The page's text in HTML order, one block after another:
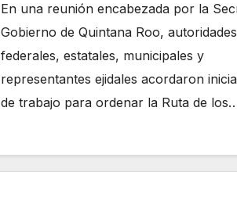
En una reunión encabezada por la
Gobierno de Quintana Roo, autoridades
federales, estatales, municipales y
representantes ejidales acordaron
de trabajo para ordenar la Ruta de